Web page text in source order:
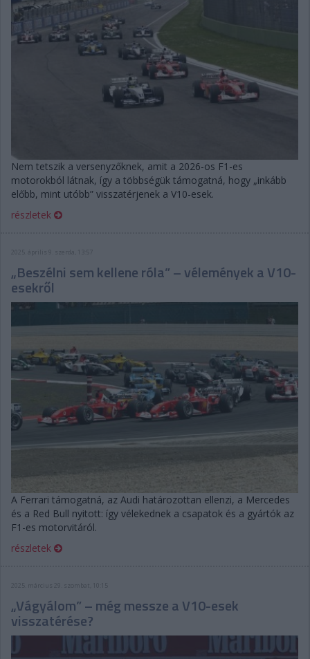
Nem tetszik a versenyzőknek, amit a 2026-os F1-es
motorokból látnak, így a többségük támogatná, hogy „inkább
előbb, mint utóbb” visszatérjenek a V10-esek.
részletek
2025. április 9. szerda, 13:57
„Beszélni sem kellene róla” – vélemények a V10-
esekről
A Ferrari támogatná, az Audi határozottan ellenzi, a Mercedes
és a Red Bull nyitott: így vélekednek a csapatok és a gyártók az
F1-es motorvitáról.
részletek
2025. március 29. szombat, 10:15
„Vágyálom” – még messze a V10-esek
visszatérése?